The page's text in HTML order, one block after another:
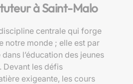
à Saint-Malo
centrale qui forge
notre monde ; elle est par
l’éducation des jeunes
Devant les défis
exigeante, les cours